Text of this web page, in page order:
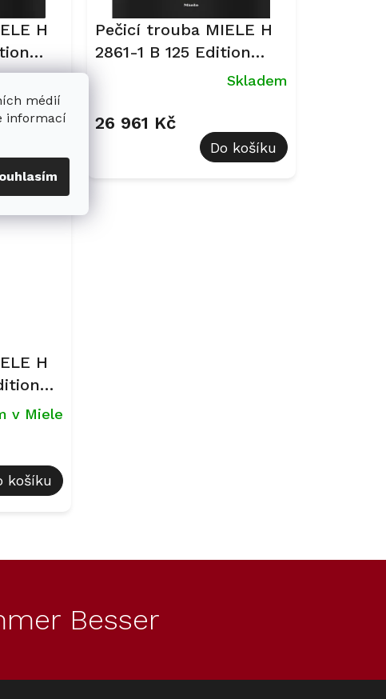
médií
informací
H
Pečicí trouba MIELE H
2861-1 B 125 Edition
Nerez CleanSteelSkladem
26 961 Kč
Do košíku
H
v Miele
košíku
Besser